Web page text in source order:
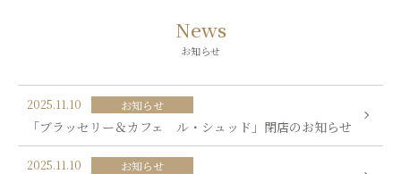
News
お知らせ
2025.11.10 お知らせ
「ブラッセリー＆カフェ ル・シュッド」閉店のお知らせ
2025.11.10 お知らせ